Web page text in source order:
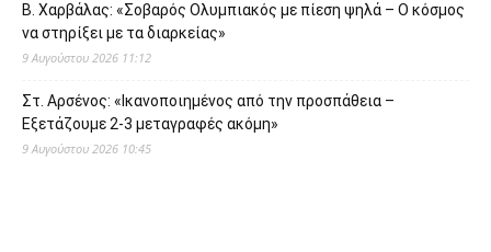
Β. Χαρβάλας: «Σοβαρός Ολυμπιακός με πίεση ψηλά – Ο κόσμος
να στηρίξει με τα διαρκείας»
9 Αυγούστου 2026 11:12
Στ. Αρσένος: «Ικανοποιημένος από την προσπάθεια –
Εξετάζουμε 2-3 μεταγραφές ακόμη»
9 Αυγούστου 2026 10:45